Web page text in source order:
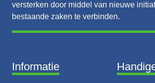
versterken door middel van nieuwe
bestaande zaken te verbinden.
Informatie